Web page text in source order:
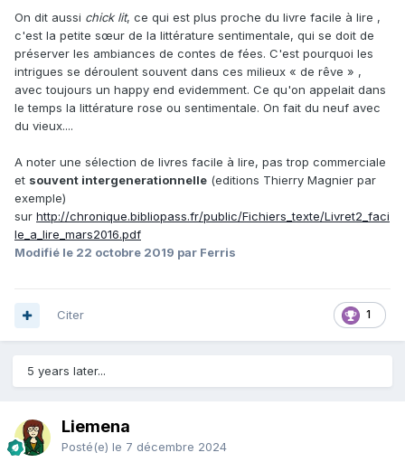
On dit aussi chick lit, ce qui est plus proche du livre facile à lire ,
c'est la petite sœur de la littérature sentimentale, qui se doit de
préserver les ambiances de contes de fées. C'est pourquoi les
intrigues se déroulent souvent dans ces milieux « de rêve » ,
avec toujours un happy end evidemment. Ce qu'on appelait dans
le temps la littérature rose ou sentimentale. On fait du neuf avec
du vieux....
A noter une sélection de livres facile à lire, pas trop commerciale
et souvent intergenerationnelle (editions Thierry Magnier par
exemple)
sur http://chronique.bibliopass.fr/public/Fichiers_texte/Livret2_faci
le_a_lire_mars2016.pdf
Modifié le 22 octobre 2019 par Ferris
1
Citer
5 years later...
Liemena
Posté(e) le 7 décembre 2024